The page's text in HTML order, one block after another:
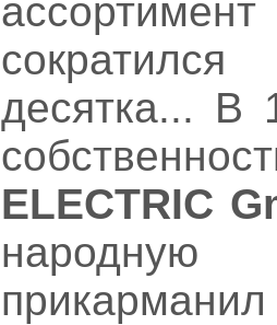
десятка... В
ELECTRIC
народную
прикарманил